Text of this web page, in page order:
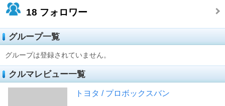
18 フォロワー
グループ一覧
グループは登録されていません。
クルマレビュー一覧
トヨタ / プロボックスバン